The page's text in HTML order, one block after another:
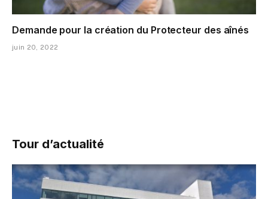
Demande pour la création du Protecteur des aînés
juin 20, 2022
Tour d’actualité